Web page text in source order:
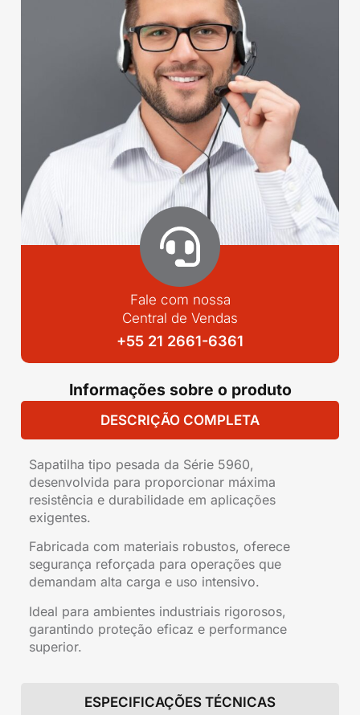
Fale com nossa
Central de Vendas
+55 21 2661-6361
Informações sobre o produto
DESCRIÇÃO COMPLETA
ESPECIFICAÇÕES TÉCNICAS
Sapatilha tipo pesada da Série 5960,
desenvolvida para proporcionar máxima
resistência e durabilidade em aplicações
exigentes.
Fabricada com materiais robustos, oferece
segurança reforçada para operações que
demandam alta carga e uso intensivo.
Ideal para ambientes industriais rigorosos,
garantindo proteção eficaz e performance
superior.